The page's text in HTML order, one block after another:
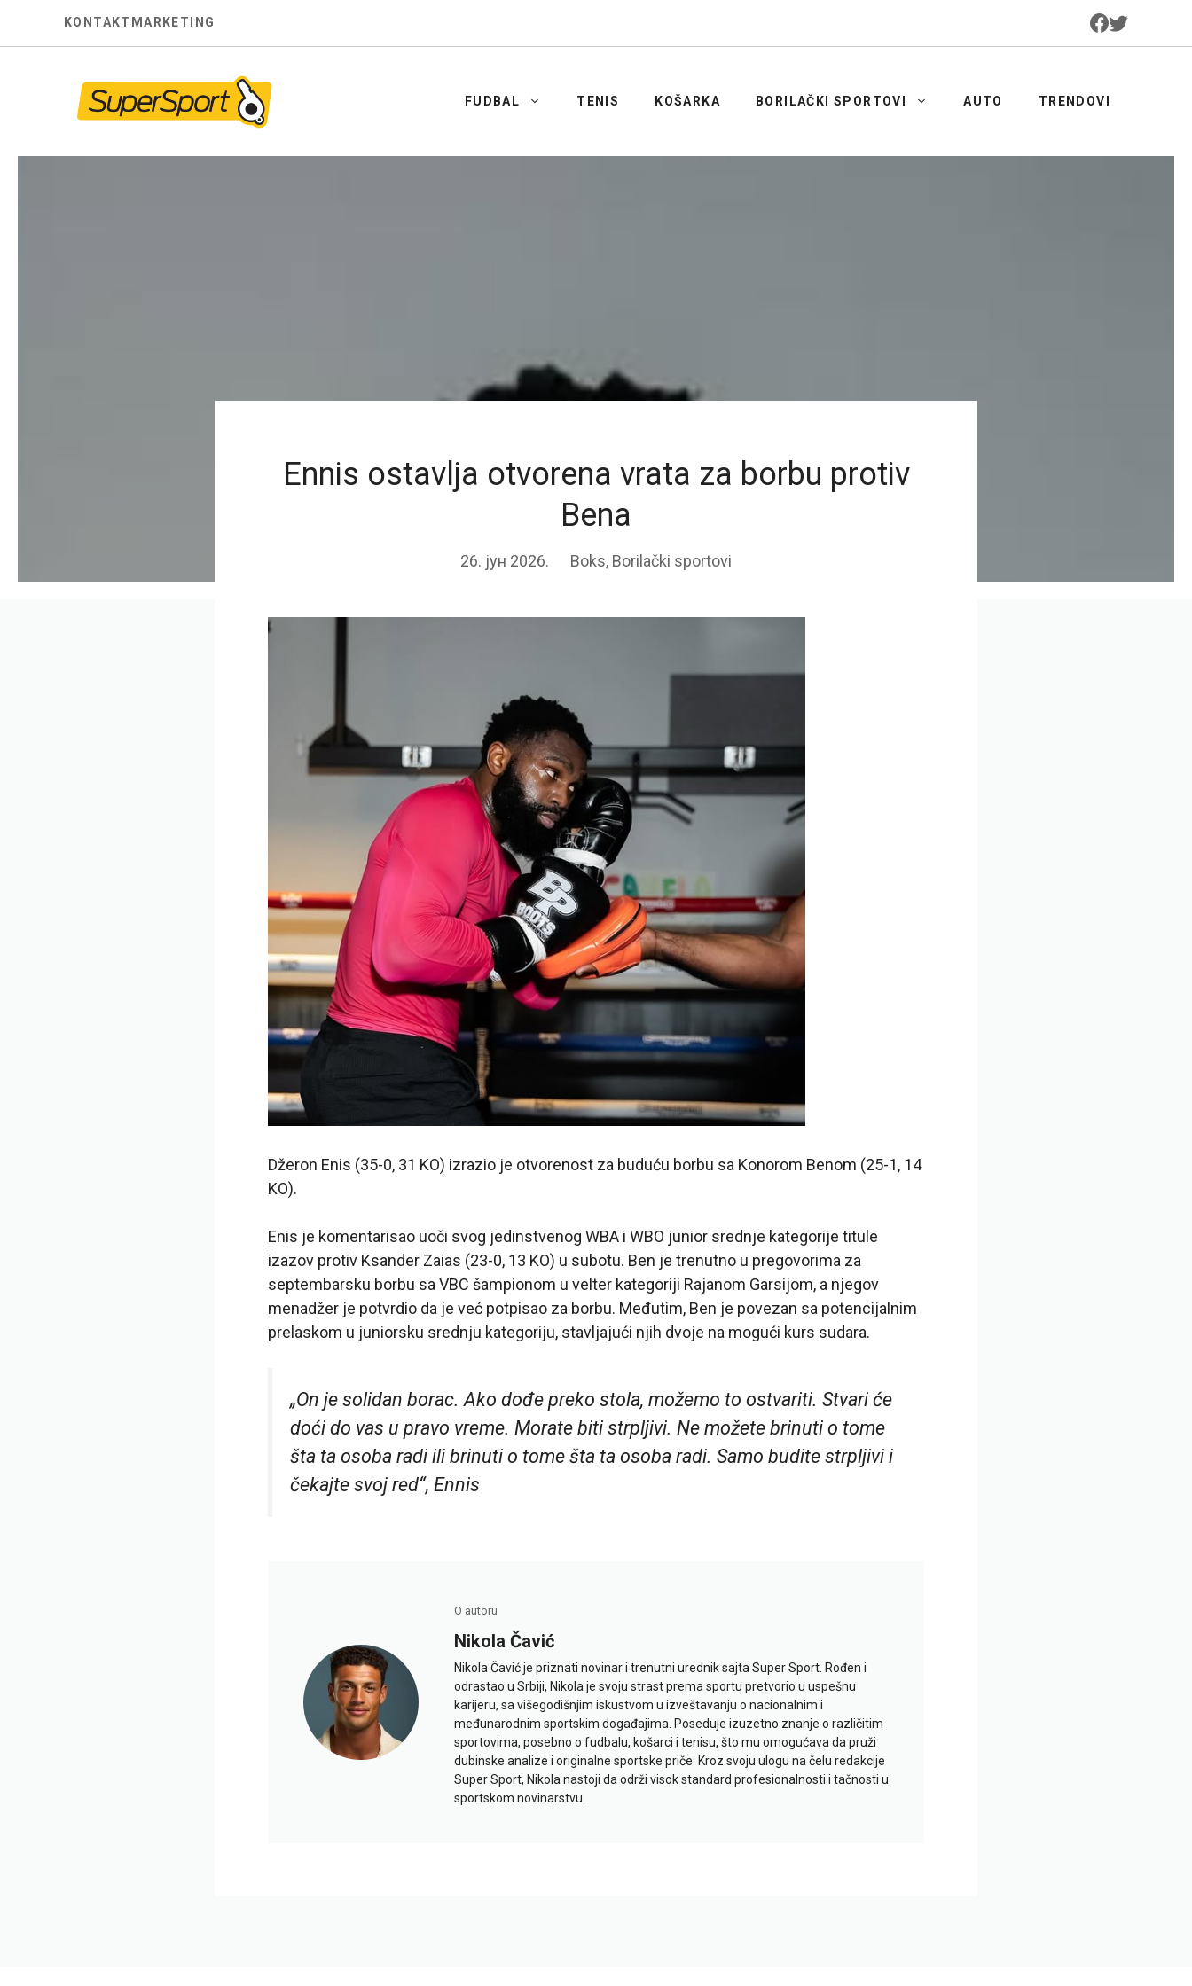
KONTAKT MARKETING
FUDBAL TENIS KOŠARKA BORILAČKI SPORTOVI AUTO TRENDOVI
Ennis ostavlja otvorena vrata za borbu protiv
Bena
26. јун 2026. Boks, Borilački sportovi
Džeron Enis (35-0, 31 KO) izrazio je otvorenost za buduću borbu sa Konorom Benom (25-1, 14
KO).
Enis je komentarisao uoči svog jedinstvenog WBA i WBO junior srednje kategorije titule
izazov protiv Ksander Zaias (23-0, 13 KO) u subotu. Ben je trenutno u pregovorima za
septembarsku borbu sa VBC šampionom u velter kategoriji Rajanom Garsijom, a njegov
menadžer je potvrdio da je već potpisao za borbu. Međutim, Ben je povezan sa potencijalnim
prelaskom u juniorsku srednju kategoriju, stavljajući njih dvoje na mogući kurs sudara.
„On je solidan borac. Ako dođe preko stola, možemo to ostvariti. Stvari će
doći do vas u pravo vreme. Morate biti strpljivi. Ne možete brinuti o tome
šta ta osoba radi ili brinuti o tome šta ta osoba radi. Samo budite strpljivi i
čekajte svoj red“, Ennis
O autoru
Nikola Čavić
Nikola Čavić je priznati novinar i trenutni urednik sajta Super Sport. Rođen i
odrastao u Srbiji, Nikola je svoju strast prema sportu pretvorio u uspešnu
karijeru, sa višegodišnjim iskustvom u izveštavanju o nacionalnim i
međunarodnim sportskim događajima. Poseduje izuzetno znanje o različitim
sportovima, posebno o fudbalu, košarci i tenisu, što mu omogućava da pruži
dubinske analize i originalne sportske priče. Kroz svoju ulogu na čelu redakcije
Super Sport, Nikola nastoji da održi visok standard profesionalnosti i tačnosti u
sportskom novinarstvu.